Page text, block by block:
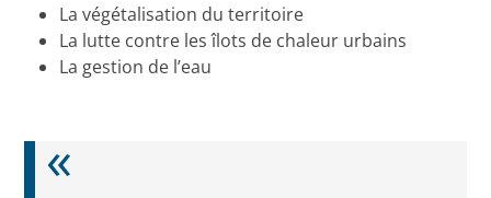
La végétalisation du territoire
La lutte contre les îlots de chaleur urbains
La gestion de l’eau